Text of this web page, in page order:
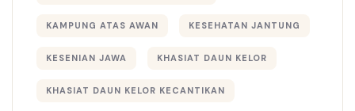
KAMPUNG ATAS AWAN KESEHATAN JANTUNG
KESENIAN JAWA KHASIAT DAUN KELOR
KHASIAT DAUN KELOR KECANTIKAN